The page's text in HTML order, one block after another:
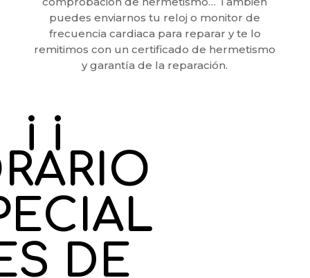
puedes enviarnos tu reloj o monitor de
frecuencia cardiaca para reparar y te lo
remitimos con un certificado de hermetismo
y garantía de la reparación.
¡ ¡
DE